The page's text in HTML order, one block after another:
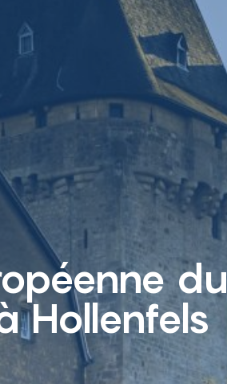
du
Hollenfels